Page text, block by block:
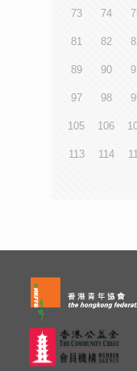
73 74
81 82
89 90
97 98
105 106
113 114